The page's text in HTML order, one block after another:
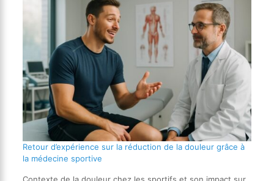
Retour d’expérience sur la réduction de la douleur grâce à
la médecine sportive